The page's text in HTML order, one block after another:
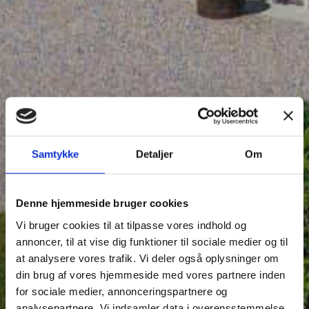
Samtykke Detaljer Om
Denne hjemmeside bruger cookies
Vi bruger cookies til at tilpasse vores indhold og
annoncer, til at vise dig funktioner til sociale medier og til
at analysere vores trafik. Vi deler også oplysninger om
din brug af vores hjemmeside med vores partnere inden
for sociale medier, annonceringspartnere og